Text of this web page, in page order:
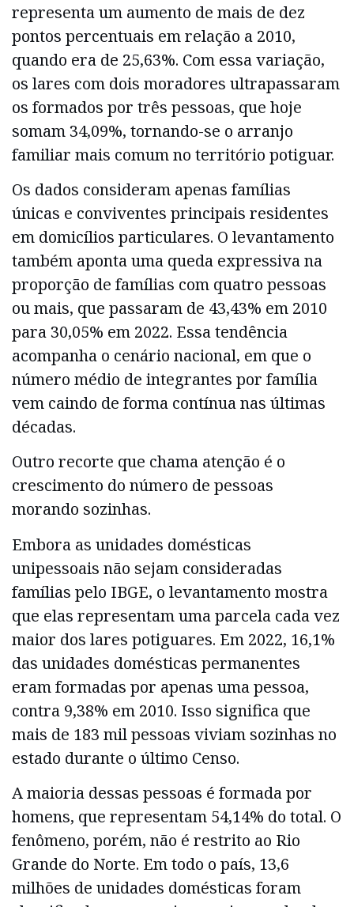
representa um aumento de mais de dez
pontos percentuais em relação a 2010,
quando era de 25,63%. Com essa variação,
os lares com dois moradores ultrapassaram
os formados por três pessoas, que hoje
somam 34,09%, tornando-se o arranjo
familiar mais comum no território potiguar.
Os dados consideram apenas famílias
únicas e conviventes principais residentes
em domicílios particulares. O levantamento
também aponta uma queda expressiva na
proporção de famílias com quatro pessoas
ou mais, que passaram de 43,43% em 2010
para 30,05% em 2022. Essa tendência
acompanha o cenário nacional, em que o
número médio de integrantes por família
vem caindo de forma contínua nas últimas
décadas.
Outro recorte que chama atenção é o
crescimento do número de pessoas
morando sozinhas.
Embora as unidades domésticas
unipessoais não sejam consideradas
famílias pelo IBGE, o levantamento mostra
que elas representam uma parcela cada vez
maior dos lares potiguares. Em 2022, 16,1%
das unidades domésticas permanentes
eram formadas por apenas uma pessoa,
contra 9,38% em 2010. Isso significa que
mais de 183 mil pessoas viviam sozinhas no
estado durante o último Censo.
A maioria dessas pessoas é formada por
homens, que representam 54,14% do total. O
fenômeno, porém, não é restrito ao Rio
Grande do Norte. Em todo o país, 13,6
milhões de unidades domésticas foram